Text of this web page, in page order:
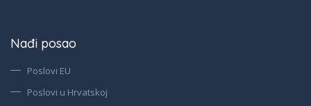
Nađi posao
Poslovi EU
Poslovi u Hrvatskoj